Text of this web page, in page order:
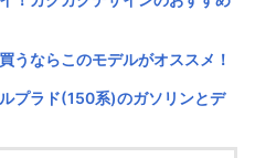
うならこのモデルがオススメ！
プラド(150系)のガソリンとデ